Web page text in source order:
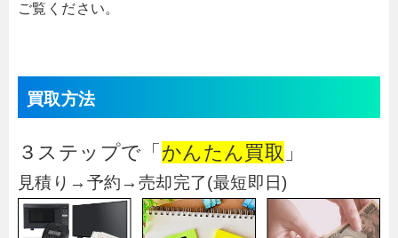
ご覧ください。
買取方法
３ステップで「 かんたん買取 」
見積り→予約→売却完了(最短即日)